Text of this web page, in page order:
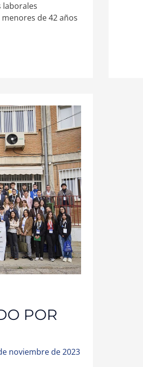
laborales
de 42 años
POR
noviembre de 2023